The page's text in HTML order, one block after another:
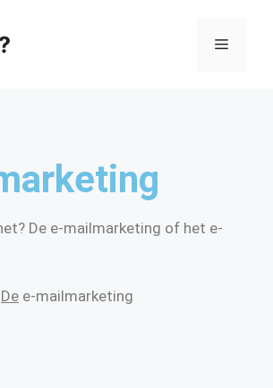
De e-mailmarketing of het e-
De e-mailmarketing